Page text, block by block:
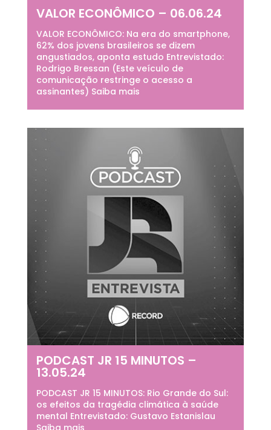
VALOR ECONÔMICO – 06.06.24
VALOR ECONÔMICO: Na era do smartphone,
62% dos jovens brasileiros se dizem
angustiados, aponta estudo Entrevistado:
Rodrigo Bressan (Este veículo de
comunicação restringe o acesso a
assinantes) Saiba mais
PODCAST JR 15 MINUTOS –
13.05.24
PODCAST JR 15 MINUTOS: Rio Grande do Sul:
os efeitos da tragédia climática à saúde
mental Entrevistado: Gustavo Estanislau
Saiba mais